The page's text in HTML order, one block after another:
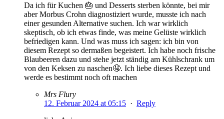
Da ich für Kuchen 🎂 und Desserts sterben könnte, bei mir
aber Morbus Crohn diagnostiziert wurde, musste ich nach
einer gesunden Alternative suchen. Ich war wirklich
skeptisch, ob ich etwas finde, was meine Gelüste wirklich
befriedigen kann. Und was muss ich sagen: ich bin von
diesem Rezept so dermaßen begeistert. Ich habe noch frische
Blaubeeren dazu und stehe jetzt ständig am Kühlschrank um
von den Keksen zu naschen🤤. Ich liebe dieses Rezept und
werde es bestimmt noch oft machen
Mrs Flury
12. Februar 2024 at 05:15 · Reply